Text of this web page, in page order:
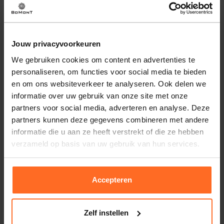
Jouw privacyvoorkeuren
We gebruiken cookies om content en advertenties te
personaliseren, om functies voor social media te bieden
en om ons websiteverkeer te analyseren. Ook delen we
informatie over uw gebruik van onze site met onze
partners voor social media, adverteren en analyse. Deze
partners kunnen deze gegevens combineren met andere
informatie die u aan ze heeft verstrekt of die ze hebben
verzameld op basis van uw gebruik van hun services.
Accepteren
Zelf instellen
Tresanti
Sjaal Gervasio Pinstripe Navy
Tresanti
Sjaal Gervasio Pinstripe Bruin
-20%